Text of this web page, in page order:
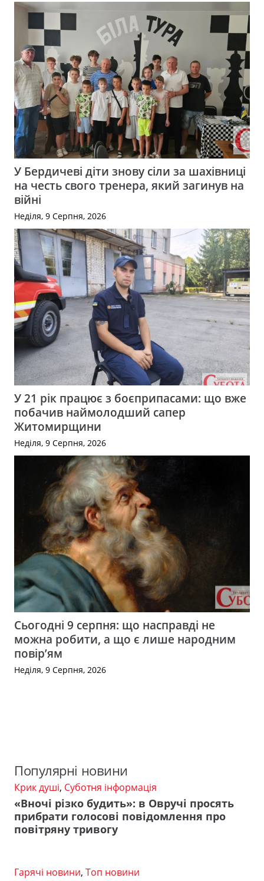
У Бердичеві діти знову сіли за шахівниці
на честь свого тренера, який загинув на
війні
Неділя, 9 Серпня, 2026
У 21 рік працює з боєприпасами: що вже
побачив наймолодший сапер
Житомирщини
Неділя, 9 Серпня, 2026
Сьогодні 9 серпня: що насправді не
можна робити, а що є лише народним
повір’ям
Неділя, 9 Серпня, 2026
Популярні новини
Крик душі, Суботня інформація
«Вночі різко будить»: в Овручі просять
прибрати голосові повідомлення про
повітряну тривогу
Гарячі новини, Топ новини